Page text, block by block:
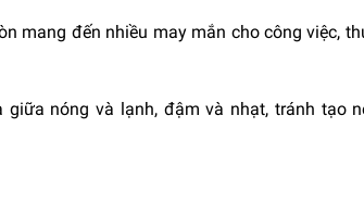
mang đến nhiều may mắn cho công việc,
nóng và lạnh, đậm và nhạt, tránh tạo